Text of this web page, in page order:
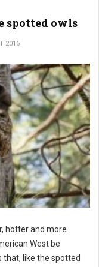
spotted owls
2016
hotter and more
West be
like the spotted